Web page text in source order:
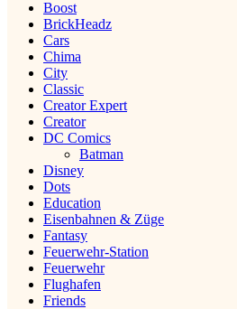
Boost
BrickHeadz
Cars
Chima
City
Classic
Creator Expert
Creator
DC Comics
Batman
Disney
Dots
Education
Eisenbahnen & Züge
Fantasy
Feuerwehr-Station
Feuerwehr
Flughafen
Friends